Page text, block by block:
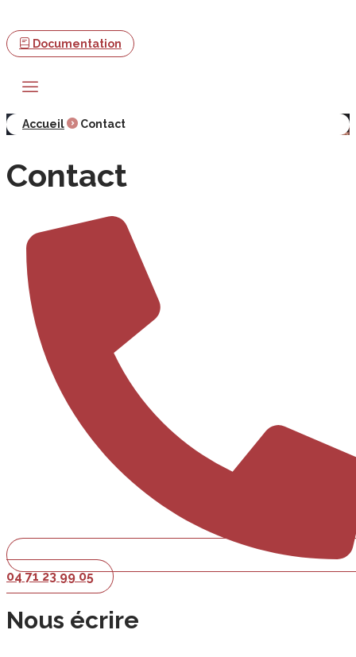
Documentation
Accueil Contact
Contact
04 71 23 99 05
Nous écrire